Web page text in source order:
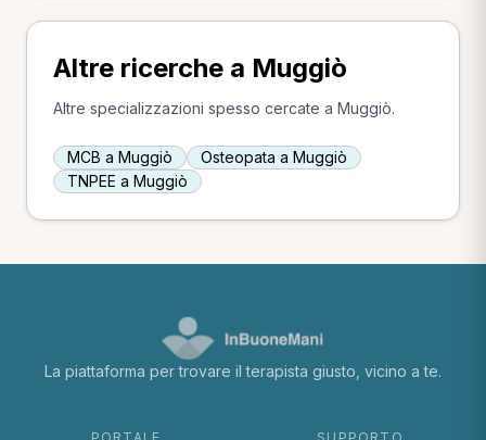
Altre ricerche a Muggiò
Altre specializzazioni spesso cercate a Muggiò.
MCB a Muggiò
Osteopata a Muggiò
TNPEE a Muggiò
La piattaforma per trovare il terapista giusto, vicino a te.